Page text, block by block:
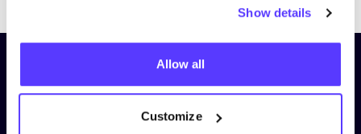
Show details
Allow all
Customize
Schrijf je in op onze nieuwsbrief
en blijf op de hoogte!